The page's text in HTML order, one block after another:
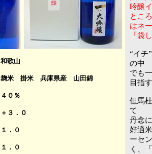
和歌山
麹米 掛米 兵庫県産 山田錦
４０％
＋３．０
１．０
１．０
吟醸
とこ
はネ
「袋
“イチ
の中
でも
目指
但馬
て
丹念
好適
ーセ
く、